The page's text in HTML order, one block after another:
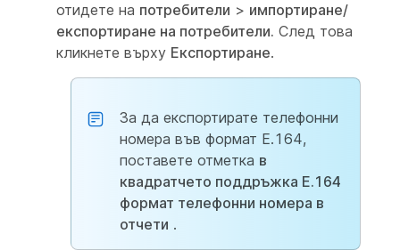
отидете на потребители > импортиране/
експортиране на потребители. След това
кликнете върху Експортиране.
За да експортирате телефонни
номера във формат E.164,
поставете отметка в
квадратчето поддръжка E.164
формат телефонни номера в
отчети .